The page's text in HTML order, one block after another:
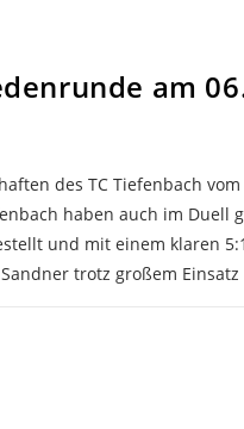
am
des TC Tiefenbach
haben auch im Duell
und mit einem klaren
trotz großem